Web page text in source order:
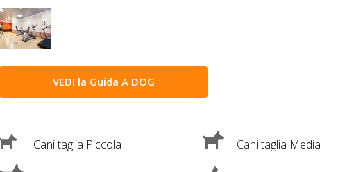
VEDI la Guida A DOG
Cani taglia Piccola Cani taglia Media